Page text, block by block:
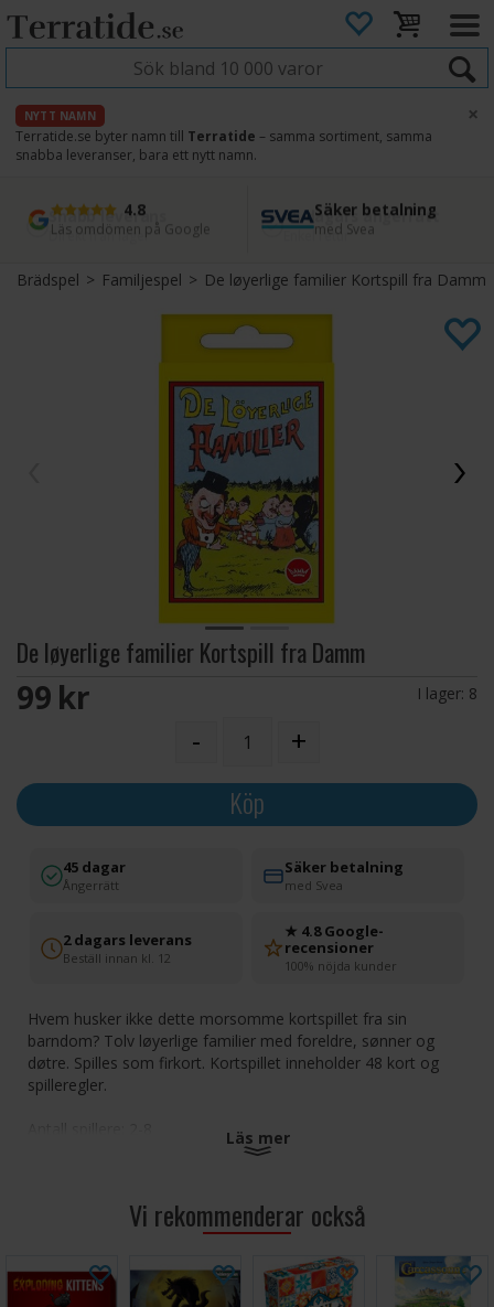
NYTT NAMN
Terratide.se byter namn till Terratide – samma sortiment, samma
snabba leveranser, bara ett nytt namn.
×
4.8
Läs omdömen på Google
Säker betalning
med Svea
Snabb leverans
Direkt från lager
45 dagars ångerrätt
Enkel retur
Brädspel> Familjespel> De løyerlige familier Kortspill fra Damm
De løyerlige familier Kortspill fra Damm
99 SEK I lager: 8
- +
Köp
45 dagar
Ångerrätt
Säker betalning
med Svea
2 dagars leverans
Beställ innan kl. 12
★ 4.8 Google-
recensioner
100% nöjda kunder
Hvem husker ikke dette morsomme kortspillet fra sin
barndom? Tolv løyerlige familier med foreldre, sønner og
døtre. Spilles som firkort. Kortspillet inneholder 48 kort og
spilleregler.
Innhold: 48 kort og spilleregler
Läs mer
Vi rekommenderar också